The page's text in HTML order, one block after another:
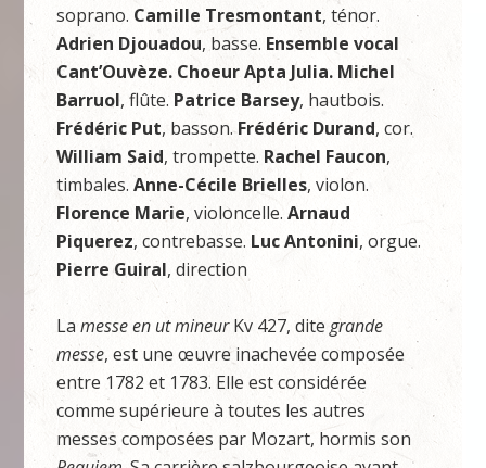
soprano. Camille Tresmontant, ténor.
Adrien Djouadou, basse. Ensemble vocal
Cant’Ouvèze. Choeur Apta Julia. Michel
Barruol, flûte. Patrice Barsey, hautbois.
Frédéric Put, basson.Frédéric Durand, cor.
William Said, trompette. Rachel Faucon,
timbales.Anne-Cécile Brielles, violon.
Florence Marie, violoncelle.Arnaud
Piquerez, contrebasse. Luc Antonini, orgue.
Pierre Guiral, direction
Lamesse en ut mineurKv 427, ditegrande
messe, est une œuvre inachevée composée
entre 1782 et 1783. Elle est considérée
comme supérieure à toutes les autres
messes composées par Mozart, hormis son